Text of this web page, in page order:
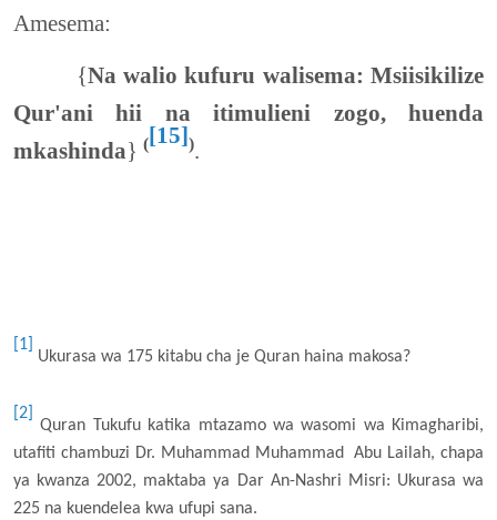
Amesema:
{Na walio kufuru walisema: Msiisikilize
Qur'ani hii na itimulieni zogo, huenda
mkashinda} ([15]).
[1]
Ukurasa wa 175 kitabu cha je Quran haina makosa?
[2]
Quran Tukufu katika mtazamo wa wasomi wa Kimagharibi,
utafiti chambuzi Dr. Muhammad Muhammad Abu Lailah, chapa
ya kwanza 2002, maktaba ya Dar An-Nashri Misri: Ukurasa wa
225 na kuendelea kwa ufupi sana.